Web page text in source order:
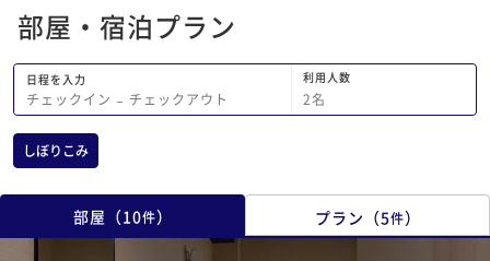
部屋・宿泊プラン
日程を入力
チェックイン − チェックアウト
利用人数
2名
しぼりこみ
部屋 （10件） プラン （5件）